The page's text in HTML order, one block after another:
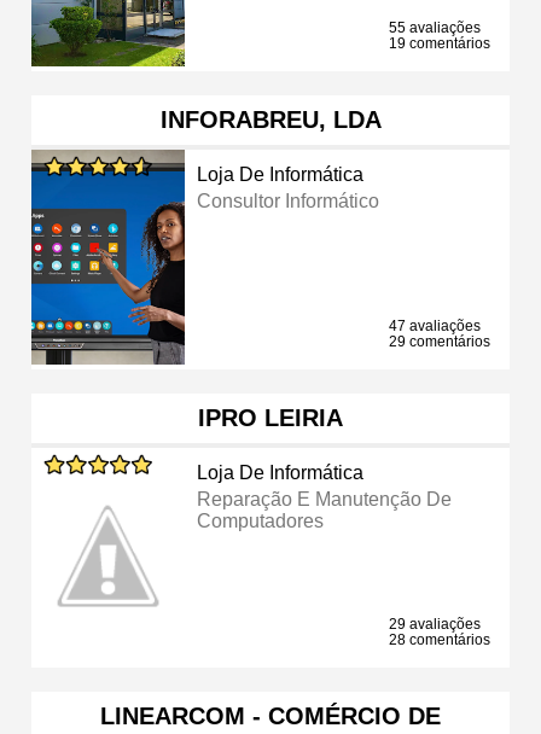
55 avaliações
19 comentários
INFORABREU, LDA
Loja De Informática
Consultor Informático
47 avaliações
29 comentários
IPRO LEIRIA
Loja De Informática
Reparação E Manutenção De
Computadores
29 avaliações
28 comentários
LINEARCOM - COMÉRCIO DE